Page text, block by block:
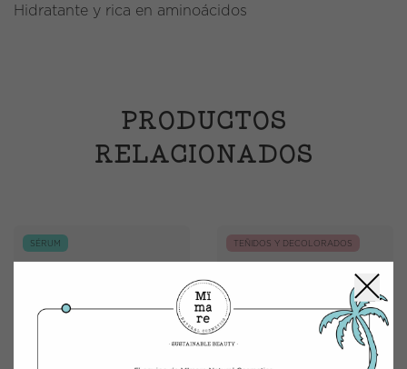
Hidratante y rica en aminoácidos
PRODUCTOS
RELACIONADOS
SÉRUM TEÑIDOS Y DECOLORADOS